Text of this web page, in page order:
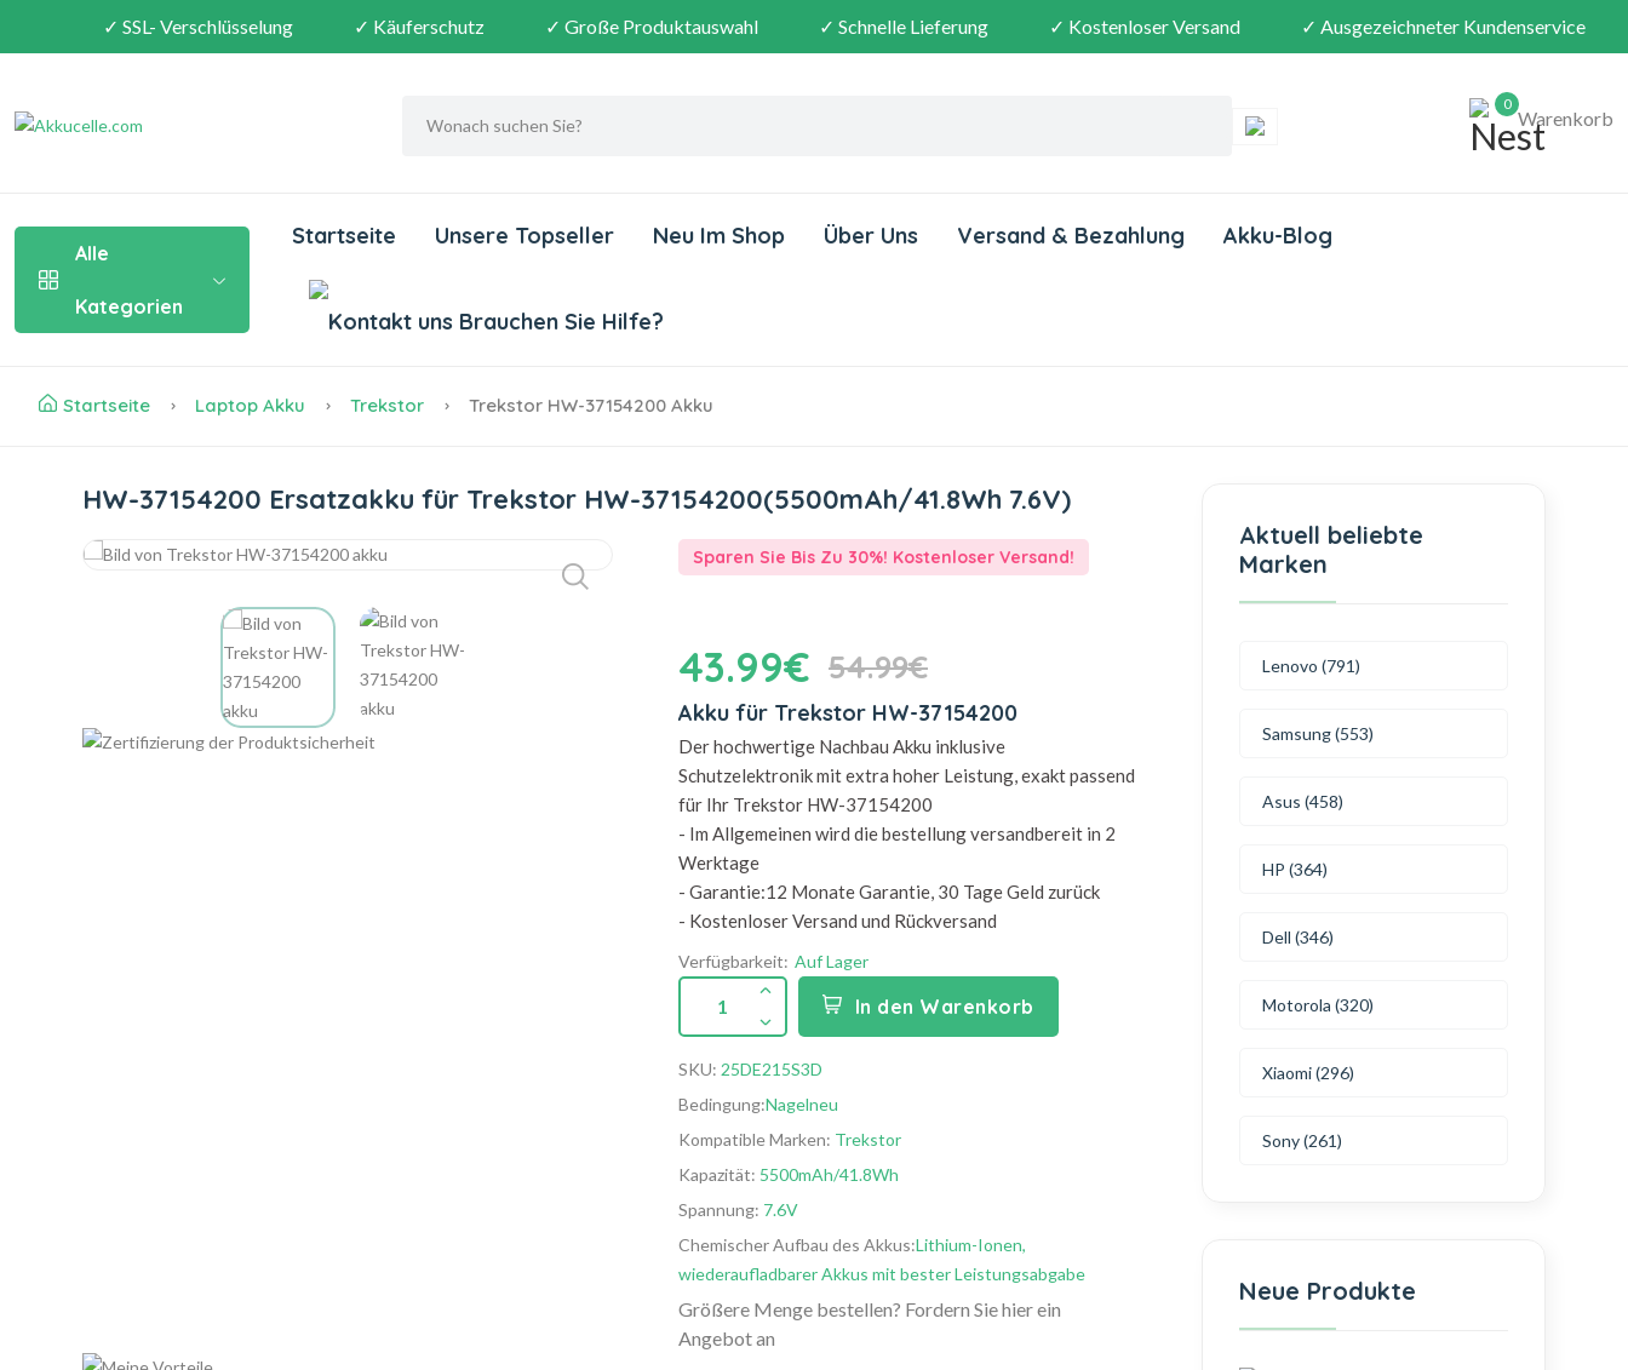
✓ SSL- Verschlüsselung ✓ Käuferschutz ✓ Große Produktauswahl ✓ Schnelle Lieferung ✓ Kostenloser Versand ✓ Ausgezeichneter Kundenservice
0
Warenkorb
Alle
Kategorien
Startseite Unsere Topseller Neu Im Shop Über Uns Versand & Bezahlung Akku-Blog
Brauchen Sie Hilfe?
Startseite Laptop Akku Trekstor Trekstor HW-37154200 Akku
HW-37154200 Ersatzakku für Trekstor HW-37154200(5500mAh/41.8Wh 7.6V)
Sparen Sie Bis Zu 30%! Kostenloser Versand!
43.99€ 54.99€
Akku für Trekstor HW-37154200
Der hochwertige Nachbau Akku inklusive
Schutzelektronik mit extra hoher Leistung, exakt passend
für Ihr Trekstor HW-37154200
- Im Allgemeinen wird die bestellung versandbereit in 2
Werktage
- Garantie:12 Monate Garantie, 30 Tage Geld zurück
- Kostenloser Versand und Rückversand
Verfügbarkeit: Auf Lager
1 In den Warenkorb
SKU: 25DE215S3D
Bedingung:Nagelneu
Kompatible Marken: Trekstor
Kapazität: 5500mAh/41.8Wh
Spannung: 7.6V
Chemischer Aufbau des Akkus:Lithium-Ionen,
wiederaufladbarer Akkus mit bester Leistungsabgabe
Größere Menge bestellen? Fordern Sie hier ein
Angebot an
Aktuell beliebte
Marken
Lenovo (791)
Samsung (553)
Asus (458)
HP (364)
Dell (346)
Motorola (320)
Xiaomi (296)
Sony (261)
Neue Produkte